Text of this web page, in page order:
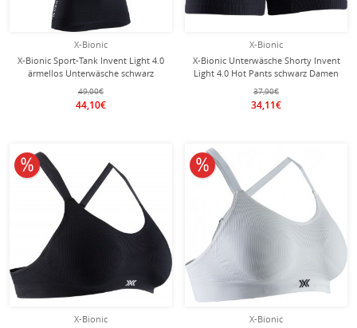
X-Bionic
X-Bionic Sport-Tank Invent Light 4.0
ärmellos Unterwäsche schwarz
Damen
49,00€
44,10€
X-Bionic
X-Bionic Unterwäsche Shorty Invent
Light 4.0 Hot Pants schwarz Damen
37,90€
34,11€
X-Bionic
10% reduziert
X-Bionic
10% reduziert